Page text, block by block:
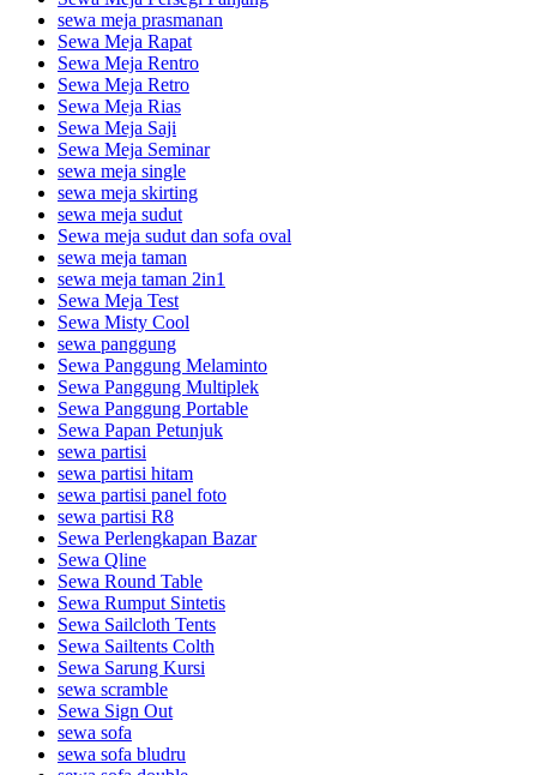
sewa meja prasmanan
Sewa Meja Rapat
Sewa Meja Rentro
Sewa Meja Retro
Sewa Meja Rias
Sewa Meja Saji
Sewa Meja Seminar
sewa meja single
sewa meja skirting
sewa meja sudut
Sewa meja sudut dan sofa oval
sewa meja taman
sewa meja taman 2in1
Sewa Meja Test
Sewa Misty Cool
sewa panggung
Sewa Panggung Melaminto
Sewa Panggung Multiplek
Sewa Panggung Portable
Sewa Papan Petunjuk
sewa partisi
sewa partisi hitam
sewa partisi panel foto
sewa partisi R8
Sewa Perlengkapan Bazar
Sewa Qline
Sewa Round Table
Sewa Rumput Sintetis
Sewa Sailcloth Tents
Sewa Sailtents Colth
Sewa Sarung Kursi
sewa scramble
Sewa Sign Out
sewa sofa
sewa sofa bludru